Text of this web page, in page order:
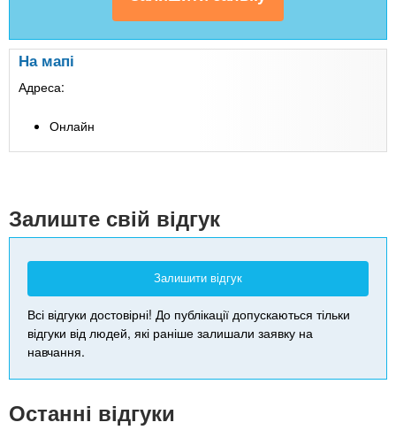
На мапі
Адреса:
Онлайн
Залиште свій відгук
Залишити відгук
Всі відгуки достовірні! До публікації допускаються тільки
відгуки від людей, які раніше залишали заявку на
навчання.
Останні відгуки